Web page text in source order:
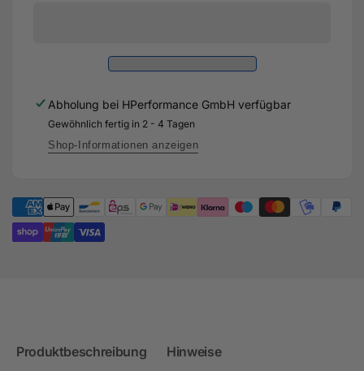
inkl.
Stützlager
Audi
RS3
8V
Clubsport
inkl.
-
Audi
RS3
Facelift
Abholung bei HPerformance GmbH verfügbar
Gewöhnlich fertig in 2 - 4 Tagen
Shop-Informationen anzeigen
Produktbeschreibung Hinweise